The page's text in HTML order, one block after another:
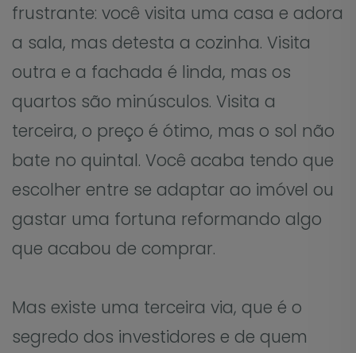
frustrante: você visita uma casa e adora
a sala, mas detesta a cozinha. Visita
outra e a fachada é linda, mas os
quartos são minúsculos. Visita a
terceira, o preço é ótimo, mas o sol não
bate no quintal. Você acaba tendo que
escolher entre se adaptar ao imóvel ou
gastar uma fortuna reformando algo
que acabou de comprar.
Mas existe uma terceira via, que é o
segredo dos investidores e de quem